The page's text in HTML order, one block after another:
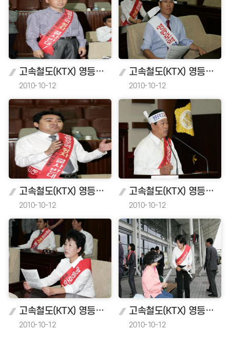
고속철도(KTX) 영등포역 정차반대성명서 채택
2010-10-12
고속철도(KTX) 영등포역 정차반대성명서 채택
2010-10-12
고속철도(KTX) 영등포역 정차반대성명서 채택
2010-10-12
고속철도(KTX) 영등포역 정차반대성명서 채택
2010-10-12
고속철도(KTX) 영등포역 정차반대성명서 채택
2010-10-12
고속철도(KTX) 영등포역 정차반대성명서 채택
2010-10-12